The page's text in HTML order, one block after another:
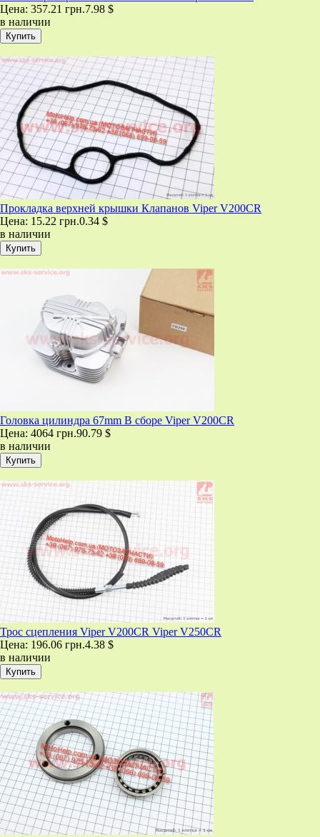
Цена: 357.21 грн.7.98 $
в наличии
Прокладка верхней крышки Клапанов Viper V200CR
Цена: 15.22 грн.0.34 $
в наличии
Головка цилиндра 67mm В сборе Viper V200CR
Цена: 4064 грн.90.79 $
в наличии
Трос сцепления Viper V200CR Viper V250CR
Цена: 196.06 грн.4.38 $
в наличии